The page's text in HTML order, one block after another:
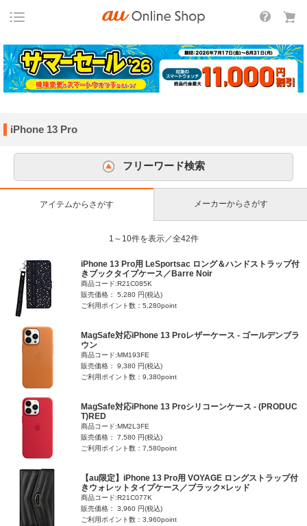
iPhone 13 Pro
フリーワード検索
アイテムからさがす メーカーからさがす
1～10件を表示／全42件
iPhone 13 Pro用 LeSportsac ロング＆ハンドストラップ付
きブックタイプケース／Barre Noir
商品コード:R21C085K
販売価格： 5,280 円(税込)
ご利用ポイント数：5,280point
MagSafe対応iPhone 13 Proレザーケース - ゴールデンブラ
ウン
商品コード:MM193FE
販売価格： 9,380 円(税込)
ご利用ポイント数：9,380point
MagSafe対応iPhone 13 Proシリコーンケース - (PRODUC
T)RED
商品コード:MM2L3FE
販売価格： 7,580 円(税込)
ご利用ポイント数：7,580point
【au限定】iPhone 13 Pro用 VOYAGE ロングストラップ付
きウォレットタイプケース／ブラック×レッド
商品コード:R21C077K
販売価格： 3,960 円(税込)
ご利用ポイント数：3,960point